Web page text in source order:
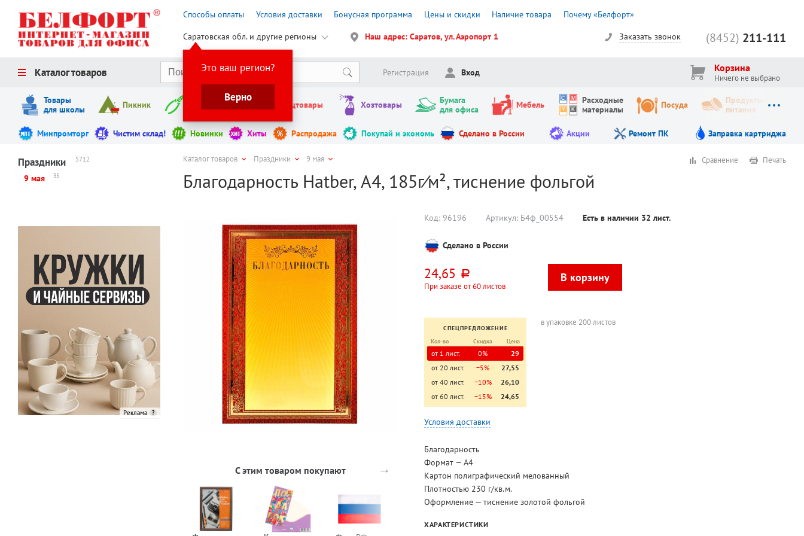
Способы оплаты Условия доставки Бонусная программа Цены и скидки Наличие товара Почему «Белфорт»
Саратовская обл. и другие регионы
Это ваш регион?
Верно
Наш адрес: Саратов, ул. Аэропорт 1 (8452) 211-111
Заказать звонок
Каталог товаров Регистрация Вход Корзина
Ничего не выбрано
Товары
для школы
Пикник Инструменты Канцтовары Хозтовары
Бумага
для офиса
Мебель
Расходные
материалы
Посуда
Продукты
питания
Минпромторг Чистим склад! Новинки Хиты Распродажа Покупай и экономь Сделано в России Акции Ремонт ПК Заправка картриджа
Праздники 5712
9 мая 35
Реклама
Каталог товаров Праздники 9 мая
Благодарность Hatber, А4, 185г⁄м², тиснение фольгой
Сравнение Печать
С этим товаром покупают →
Код: 96196 Артикул: Б4ф_00554 Есть в наличии 32 лист.
Сделано в России
24,65 руб.
При заказе от 60 листов
СПЕЦПРЕДЛОЖЕНИЕ
Кол-во
Скидка Цена
от 1 лист. 0%
29
от 20 лист.
−5%
27,55
от 40 лист.
−10%
26,10
от 60 лист.
−15% 24,65
в упаковке 200 листов
Условия доставки
Благодарность
Формат — А4
Картон полиграфический мелованный
Плотностью 230 г/кв.м.
Оформление — тиснение золотой фольгой
ХАРАКТЕРИСТИКИ